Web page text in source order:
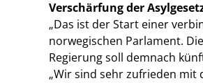
Verschärfung der
„Das ist der Start einer
norwegischen Parlament.
Regierung soll demnach
„Wir sind sehr zufrieden mit